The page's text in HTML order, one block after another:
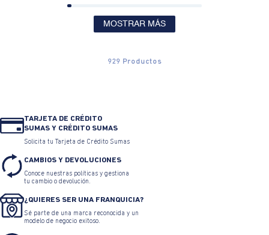
MOSTRAR MÁS
929 Productos
TARJETA DE CRÉDITO
SUMAS Y CRÉDITO SUMAS
Solicita tu Tarjeta de Crédito Sumas
CAMBIOS Y DEVOLUCIONES
Conoce nuestras políticas y gestiona
tu cambio o devolución.
¿QUIERES SER UNA FRANQUICIA?
Sé parte de una marca reconocida y un
modelo de negocio exitoso.